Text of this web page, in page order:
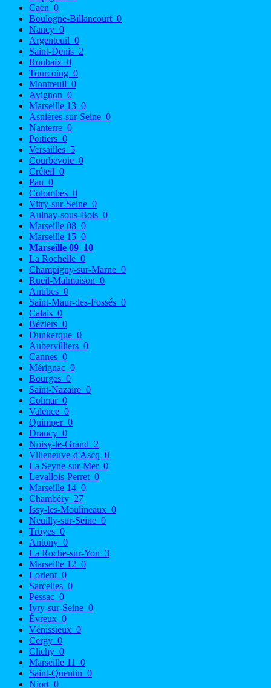
Caen 0
Boulogne-Billancourt 0
Nancy 0
Argenteuil 0
Saint-Denis 2
Roubaix 0
Tourcoing 0
Montreuil 0
Avignon 0
Marseille 13 0
Asnières-sur-Seine 0
Nanterre 0
Poitiers 0
Versailles 5
Courbevoie 0
Créteil 0
Pau 0
Colombes 0
Vitry-sur-Seine 0
Aulnay-sous-Bois 0
Marseille 08 0
Marseille 15 0
Marseille 09 10
La Rochelle 0
Champigny-sur-Marne 0
Rueil-Malmaison 0
Antibes 0
Saint-Maur-des-Fossés 0
Calais 0
Béziers 0
Dunkerque 0
Aubervilliers 0
Cannes 0
Mérignac 0
Bourges 0
Saint-Nazaire 0
Colmar 0
Valence 0
Quimper 0
Drancy 0
Noisy-le-Grand 2
Villeneuve-d'Ascq 0
La Seyne-sur-Mer 0
Levallois-Perret 0
Marseille 14 0
Chambéry 27
Issy-les-Moulineaux 0
Neuilly-sur-Seine 0
Troyes 0
Antony 0
La Roche-sur-Yon 3
Marseille 12 0
Lorient 0
Sarcelles 0
Pessac 0
Ivry-sur-Seine 0
Évreux 0
Vénissieux 0
Cergy 0
Clichy 0
Marseille 11
0
Saint-Quentin 0
Niort 0